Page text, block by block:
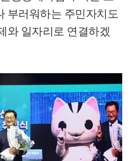
부러워하는 주민자치도
와 일자리로 연결하겠